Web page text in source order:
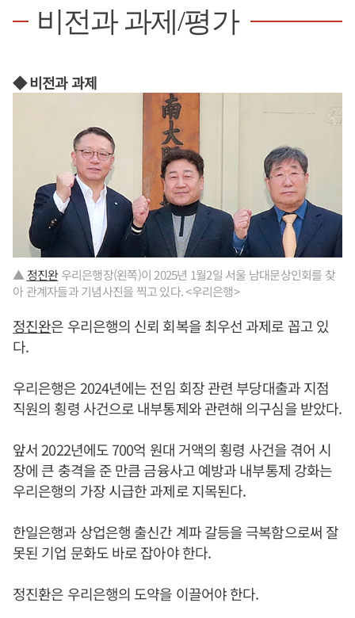
비전과 과제/평가
◆ 비전과 과제
▲ 정진완우리은행장(왼쪽)이 2025년 1월2일 서울 남대문상인회를 찾
아 관계자들과 기념사진을 찍고 있다. <우리은행>
정진완은 우리은행의 신뢰 회복을 최우선 과제로 꼽고 있
다.
우리은행은 2024년에는 전임 회장 관련 부당대출과 지점
직원의 횡령 사건으로 내부통제와 관련해 의구심을 받았다.
앞서 2022년에도 700억 원대 거액의 횡령 사건을 겪어 시
장에 큰 충격을 준 만큼 금융사고 예방과 내부통제 강화는
우리은행의 가장 시급한 과제로 지목된다.
한일은행과 상업은행 출신간 계파 갈등을 극복함으로써 잘
못된 기업 문화도 바로 잡아야 한다.
정진환은 우리은행의 도약을 이끌어야 한다.